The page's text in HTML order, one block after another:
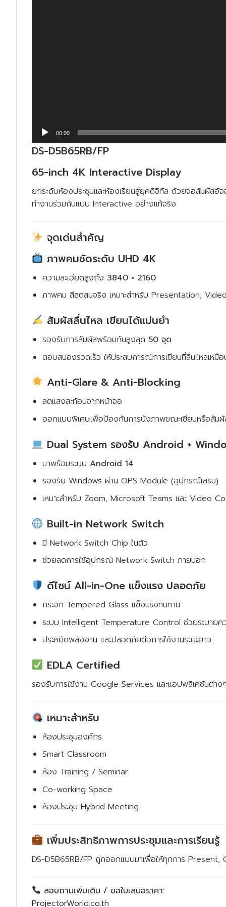
00:00
DS-D5B65RB/FP
65-inch 4K Interactive Display
ยกระดับห้องประชุมและห้องเรียนสู่ยุคดิจิทัล ด้วยจอสัมผัสอัจ
ทำงานร่วมกันแบบ Interactive อย่างแท้จริง
จุดเด่นสำคัญ
ภาพคมชัดระดับ UHD 4K
ความละเอียดสูงถึง 3840 × 2160
ภาพคม สีสดสมจริง เหมาะสำหรับ Presentation,
สัมผัสลื่นไหล เขียนได้แม่นยำ
รองรับการสัมผัสพร้อมกันสูงสุด 50 จุด
ตอบสนองรวดเร็ว ให้ประสบการณ์การเขียนที่ลื่นไหลเหมือ
Anti-Glare & Anti-Blocking
ลดแสงสะท้อนจากหน้าจอ
ออกแบบพิเศษเพื่อป้องกันการบังภาพขณะเขียนหรือสัมผั
Dual System รองรับ Android +
มาพร้อมระบบ Android 14
รองรับ Windows ผ่าน OPS Module (อุปกรณ์เสริม)
เหมาะสำหรับ Zoom, Microsoft Teams และ Video
Built-in Network Switch
มี Network Switch Chip ในตัว
ช่วยลดการใช้อุปกรณ์ Network Switch ภายนอก
ดีไซน์ All-in-One แข็งแรง ปลอดภัย
กระจก Tempered Glass แข็งแรงทนทาน
ระบบ Intelligent Temperature Control ช่วยระบายค
ประหยัดพลังงาน และปลอดภัยต่อการใช้งานระยะยาว
EDLA Certified
รองรับการใช้งาน Google Services และแอปพลิเคชันต่า
เหมาะสำหรับ
ห้องประชุมองค์กร
Smart Classroom
ห้อง Training / Seminar
Co-working Space
ห้องประชุม Hybrid Meeting
เพิ่มประสิทธิภาพการประชุมและการเรียนรู้
DS-D5B65RB/FP ถูกออกแบบมาเพื่อให้ทุกการ
สอบถามเพิ่มเติม / ขอใบเสนอราคา:
ProjectorWorld.co.th